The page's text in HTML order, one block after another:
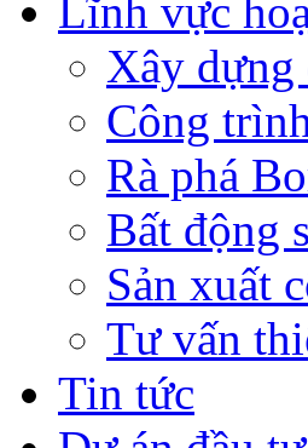
Lĩnh vực
Xây dựng
Công
Rà phá
Bất động
Sản xuất
Tư vấn
Tin tức